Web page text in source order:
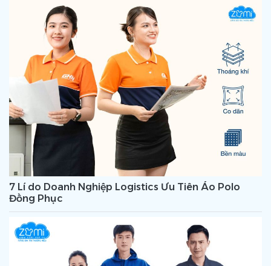
7 Lí do Doanh Nghiệp Logistics Ưu Tiên Áo Polo
Đồng Phục